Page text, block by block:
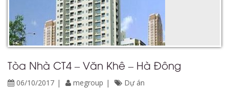
Tòa Nhà CT4 – Văn Khê – Hà Đông
06/10/2017 megroup
Dự án